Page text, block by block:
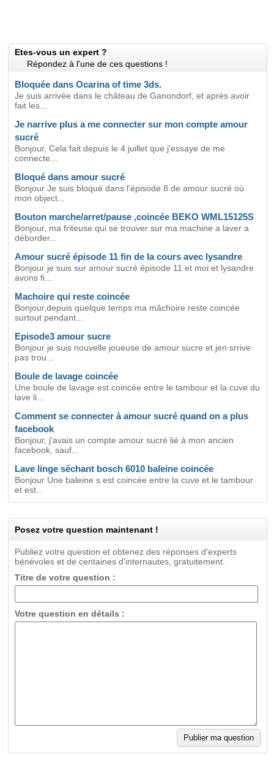
Etes-vous un expert ?
Répondez à l'une de ces questions !
Bloquée dans Ocarina of time 3ds.
Je suis arrivée dans le château de Ganondorf, et après avoir
fait les...
Je narrive plus a me connecter sur mon compte amour
sucré
Bonjour, Cela fait depuis le 4 juillet que j'essaye de me
connecte...
Bloqué dans amour sucré
Bonjour Je suis bloqué dans l'épisode 8 de amour sucré où
mon object...
Bouton marche/arret/pause ,coincée BEKO WML15125S
Bonjour, ma friteuse qui se trouver sur ma machine a laver a
déborder...
Amour sucré épisode 11 fin de la cours avec lysandre
Bonjour je suis sur amour sucré épisode 11 et moi et lysandre
avons fi...
Machoire qui reste coincée
Bonjour,depuis quelque temps ma mâchoire reste coincée
surtout pendant...
Episode3 amour sucre
Bonjour je suis nouvelle joueuse de amour sucre et jen srrive
pas trou...
Boule de lavage coincée
Une boule de lavage est coincée entre le tambour et la cuve du
lave li...
Comment se connecter à amour sucré quand on a plus
facebook
Bonjour, j'avais un compte amour sucré lié à mon ancien
facebook, sauf...
Lave linge séchant bosch 6010 baleine coincée
Bonjour Une baleine s est coincée entre la cuve et le tambour
et est...
Posez votre question maintenant !
Publiez votre question et obtenez des réponses d'experts
bénévoles et de centaines d'internautes, gratuitement.
Titre de votre question :
Votre question en détails :